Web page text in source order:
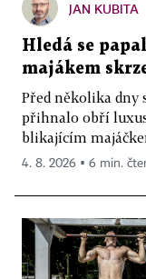
JAN KUBITA
Hledá se
majákem
Před několika dny
přihnalo obří
blikajícím
4. 8. 2026 ▪ 6 min.